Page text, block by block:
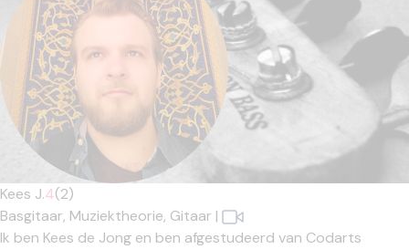
Kees J.4(2)
Basgitaar, Muziektheorie, Gitaar |
Ik ben Kees de Jong en ben afgestudeerd van Codarts